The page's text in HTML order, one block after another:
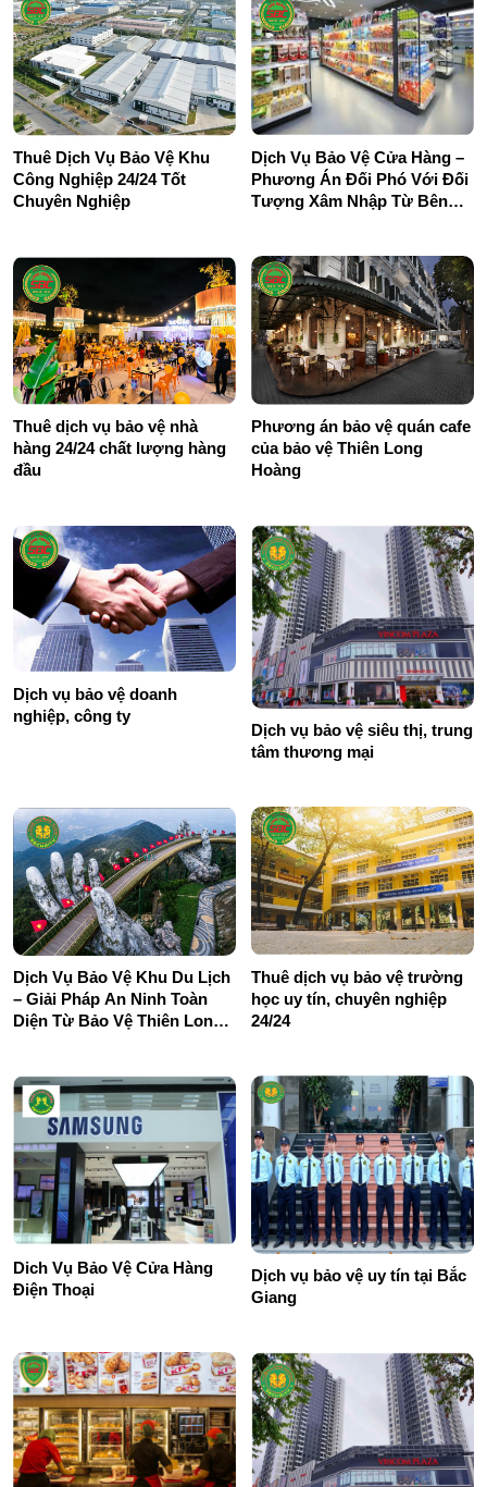
Thuê Dịch Vụ Bảo Vệ Khu
Công Nghiệp 24/24 Tốt
Chuyên Nghiệp
Dịch Vụ Bảo Vệ Cửa Hàng –
Phương Án Đối Phó Với Đối
Tượng Xâm Nhập Từ Bên
Thuê dịch vụ bảo vệ nhà
hàng 24/24 chất lượng hàng
đầu
Phương án bảo vệ quán cafe
của bảo vệ Thiên Long
Hoàng
Dịch vụ bảo vệ doanh
nghiệp, công ty
Dịch vụ bảo vệ siêu thị, trung
tâm thương mại
Dịch Vụ Bảo Vệ Khu Du Lịch
– Giải Pháp An Ninh Toàn
Diện Từ Bảo Vệ Thiên Long
Thuê dịch vụ bảo vệ trường
học uy tín, chuyên nghiệp
24/24
Dich Vụ Bảo Vệ Cửa Hàng
Điện Thoại
Dịch vụ bảo vệ uy tín tại Bắc
Giang